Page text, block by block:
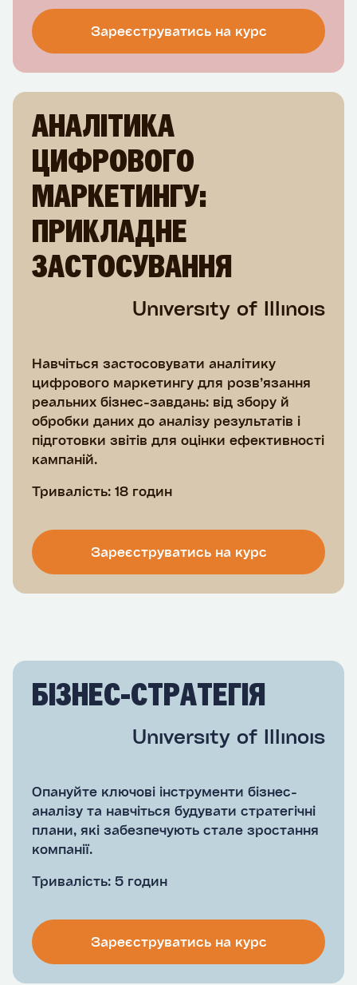
Зареєструватись на курс
АНАЛІТИКА
ЦИФРОВОГО
МАРКЕТИНГУ:
ПРИКЛАДНЕ
ЗАСТОСУВАННЯ
University of Illinois
Навчіться застосовувати аналітику
цифрового маркетингу для розв’язання
реальних бізнес-завдань: від збору й
обробки даних до аналізу результатів і
підготовки звітів для оцінки ефективності
кампаній.
Тривалість: 18 годин
Зареєструватись на курс
БІЗНЕС-СТРАТЕГІЯ
University of Illinois
Опануйте ключові інструменти бізнес-
аналізу та навчіться будувати стратегічні
плани, які забезпечують стале зростання
компанії.
Тривалість: 5 годин
Зареєструватись на курс